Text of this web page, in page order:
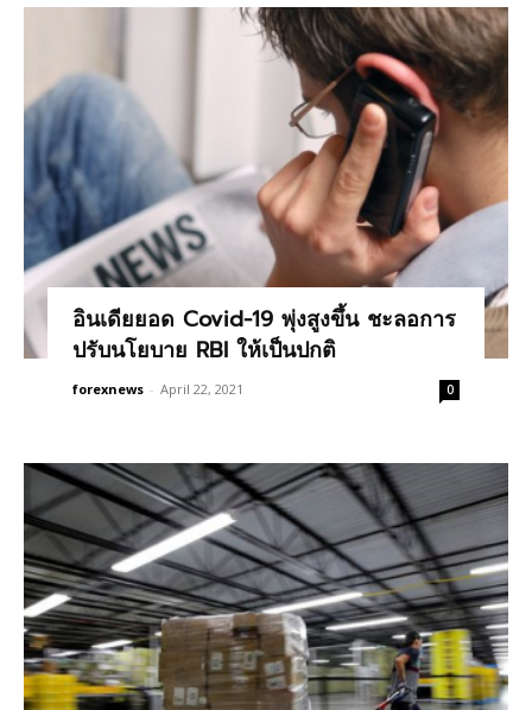
อินเดียยอด Covid-19 พุ่งสูงขึ้น ชะลอการ
ปรับนโยบาย RBI ให้เป็นปกติ
forexnews - April 22, 2021 0